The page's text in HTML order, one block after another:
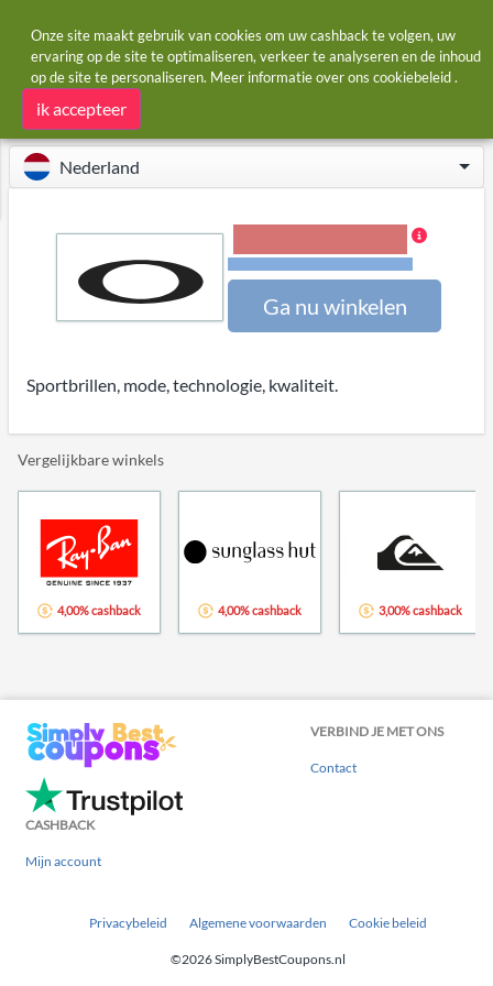
Startpagina Winkels Oakley
Oakley cashback
Nederland
Ga nu winkelen
Sportbrillen, mode, technologie, kwaliteit.
Vergelijkbare winkels
4,00% cashback 4,00% cashback 3,00% cashback
VERBIND JE MET ONS
Contact
CASHBACK
Mijn account
Privacybeleid Algemene voorwaarden Cookie beleid
©2026 SimplyBestCoupons.nl
Onze site maakt gebruik van cookies om uw cashback te volgen, uw
ervaring op de site te optimaliseren, verkeer te analyseren en de inhoud
op de site te personaliseren. Meer informatie over ons cookiebeleid.
ik accepteer